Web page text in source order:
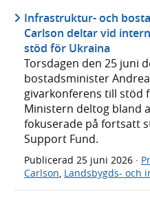
Infrastruktur- och
Carlson deltar vid
stöd för Ukraina
Torsdagen den 25 juni
bostadsminister
givarkonferens till stöd
Ministern deltog bland
fokuserade på fortsatt
Support Fund.
Publicerad 25 juni 2026 ·
Carlson, Landsbygds- och